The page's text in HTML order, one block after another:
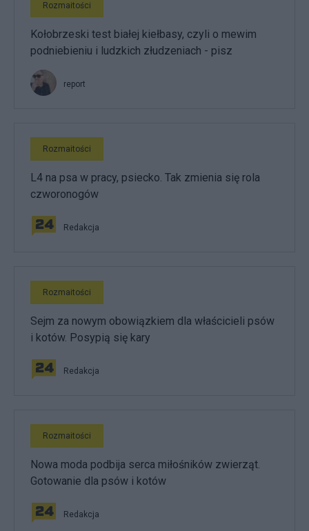
Rozmaitości
Kołobrzeski test białej kiełbasy, czyli o mewim
podniebieniu i ludzkich złudzeniach - pisz
report
Rozmaitości
L4 na psa w pracy, psiecko. Tak zmienia się rola
czworonogów
Redakcja
Rozmaitości
Sejm za nowym obowiązkiem dla właścicieli psów
i kotów. Posypią się kary
Redakcja
Rozmaitości
Nowa moda podbija serca miłośników zwierząt.
Gotowanie dla psów i kotów
Redakcja